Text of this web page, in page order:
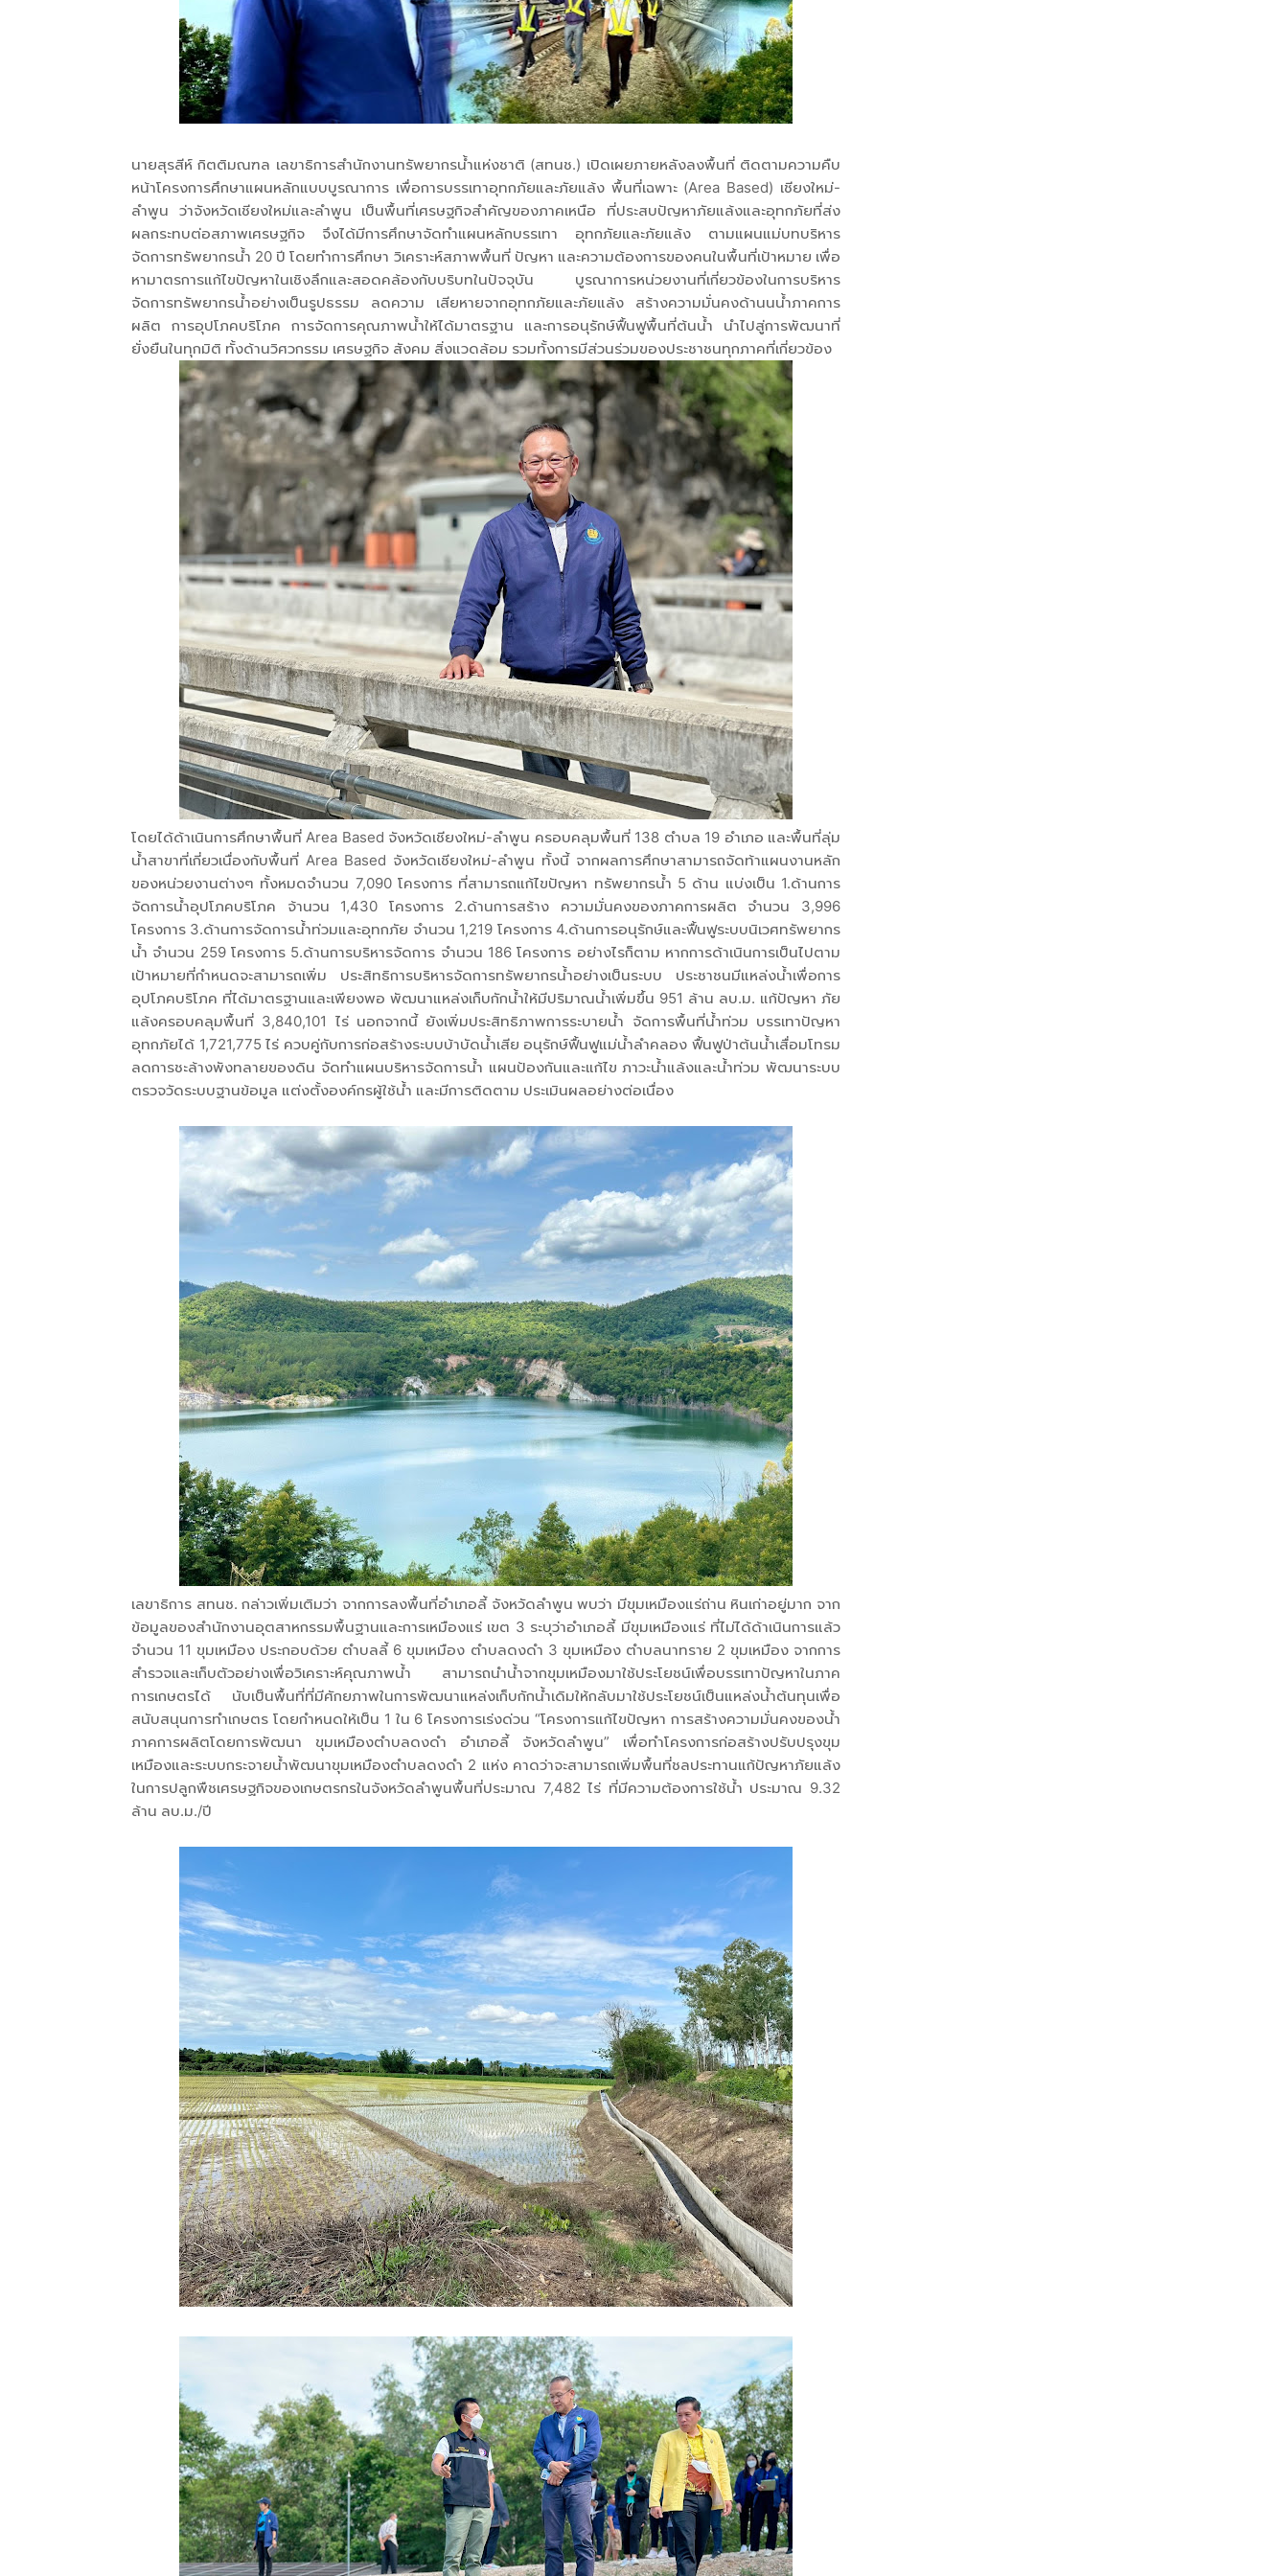
นายสุรสีห์ กิตติมณฑล เลขาธิการสำนักงานทรัพยากรน้ำแห่งชาติ (สทนช.) เปิดเผยภายหลังลงพื้นที่ ติดตามความคืบ
หน้าโครงการศึกษาแผนหลักแบบบูรณาการ เพื่อการบรรเทาอุทกภัยและภัยแล้ง พื้นที่เฉพาะ (Area Based) เชียงใหม่-
ลำพูน ว่าจังหวัดเชียงใหม่และลำพูน เป็นพื้นที่เศรษฐกิจสำคัญของภาคเหนือ ที่ประสบปัญหาภัยแล้งและอุทกภัยที่ส่ง
ผลกระทบต่อสภาพเศรษฐกิจ จึงได้มีการศึกษาจัดทำแผนหลักบรรเทา อุทกภัยและภัยแล้ง ตามแผนแม่บทบริหาร
จัดการทรัพยากรน้ำ 20 ปี โดยทำการศึกษา วิเคราะห์สภาพพื้นที่ ปัญหา และความต้องการของคนในพื้นที่เป้าหมาย เพื่อ
หามาตรการแก้ไขปัญหาในเชิงลึกและสอดคล้องกับบริบทในปัจจุบัน บูรณาการหน่วยงานที่เกี่ยวข้องในการบริหาร
จัดการทรัพยากรน้ำอย่างเป็นรูปธรรม ลดความ เสียหายจากอุทกภัยและภัยแล้ง สร้างความมั่นคงด้านนน้ำภาคการ
ผลิต การอุปโภคบริโภค การจัดการคุณภาพน้ำให้ได้มาตรฐาน และการอนุรักษ์ฟื้นฟูพื้นที่ต้นน้ำ นำไปสู่การพัฒนาที่
ยั่งยืนในทุกมิติ ทั้งด้านวิศวกรรม เศรษฐกิจ สังคม สิ่งแวดล้อม รวมทั้งการมีส่วนร่วมของประชาชนทุกภาคที่เกี่ยวข้อง
โดยได้ด้าเนินการศึกษาพื้นที่ Area Based จังหวัดเชียงใหม่-ลำพูน ครอบคลุมพื้นที่ 138 ตำบล 19 อำเภอ และพื้นที่ลุ่ม
น้ำสาขาที่เกี่ยวเนื่องกับพื้นที่ Area Based จังหวัดเชียงใหม่-ลำพูน ทั้งนี้ จากผลการศึกษาสามารถจัดท้าแผนงานหลัก
ของหน่วยงานต่างๆ ทั้งหมดจำนวน 7,090 โครงการ ที่สามารถแก้ไขปัญหา ทรัพยากรน้ำ 5 ด้าน แบ่งเป็น 1.ด้านการ
จัดการน้ำอุปโภคบริโภค จ้านวน 1,430 โครงการ 2.ด้านการสร้าง ความมั่นคงของภาคการผลิต จำนวน 3,996
โครงการ 3.ด้านการจัดการน้ำท่วมและอุทกภัย จำนวน 1,219 โครงการ 4.ด้านการอนุรักษ์และฟื้นฟูระบบนิเวศทรัพยากร
น้ำ จำนวน 259 โครงการ 5.ด้านการบริหารจัดการ จำนวน 186 โครงการ อย่างไรก็ตาม หากการด้าเนินการเป็นไปตาม
เป้าหมายที่กำหนดจะสามารถเพิ่ม ประสิทธิการบริหารจัดการทรัพยากรน้ำอย่างเป็นระบบ ประชาชนมีแหล่งน้ำเพื่อการ
อุปโภคบริโภค ที่ได้มาตรฐานและเพียงพอ พัฒนาแหล่งเก็บกักน้ำให้มีปริมาณน้ำเพิ่มขึ้น 951 ล้าน ลบ.ม. แก้ปัญหา ภัย
แล้งครอบคลุมพื้นที่ 3,840,101 ไร่ นอกจากนี้ ยังเพิ่มประสิทธิภาพการระบายน้ำ จัดการพื้นที่น้ำท่วม บรรเทาปัญหา
อุทกภัยได้ 1,721,775 ไร่ ควบคู่กับการก่อสร้างระบบบ้าบัดน้ำเสีย อนุรักษ์ฟื้นฟูแม่น้ำลำคลอง ฟื้นฟูป่าต้นน้ำเสื่อมโทรม
ลดการชะล้างพังทลายของดิน จัดทำแผนบริหารจัดการน้ำ แผนป้องกันและแก้ไข ภาวะน้ำแล้งและน้ำท่วม พัฒนาระบบ
ตรวจวัดระบบฐานข้อมูล แต่งตั้งองค์กรผู้ใช้น้ำ และมีการติดตาม ประเมินผลอย่างต่อเนื่อง
เลขาธิการ สทนช. กล่าวเพิ่มเติมว่า จากการลงพื้นที่อำเภอลี้ จังหวัดลำพูน พบว่า มีขุมเหมืองแร่ถ่าน หินเก่าอยู่มาก จาก
ข้อมูลของสำนักงานอุตสาหกรรมพื้นฐานและการเหมืองแร่ เขต 3 ระบุว่าอำเภอลี้ มีขุมเหมืองแร่ ที่ไม่ได้ด้าเนินการแล้ว
จำนวน 11 ขุมเหมือง ประกอบด้วย ตำบลลี้ 6 ขุมเหมือง ตำบลดงดำ 3 ขุมเหมือง ตำบลนาทราย 2 ขุมเหมือง จากการ
สำรวจและเก็บตัวอย่างเพื่อวิเคราะห์คุณภาพน้ำ สามารถนำน้ำจากขุมเหมืองมาใช้ประโยชน์เพื่อบรรเทาปัญหาในภาค
การเกษตรได้ นับเป็นพื้นที่ที่มีศักยภาพในการพัฒนาแหล่งเก็บกักน้ำเดิมให้กลับมาใช้ประโยชน์เป็นแหล่งน้ำต้นทุนเพื่อ
สนับสนุนการทำเกษตร โดยกำหนดให้เป็น 1 ใน 6 โครงการเร่งด่วน “โครงการแก้ไขปัญหา การสร้างความมั่นคงของน้ำ
ภาคการผลิตโดยการพัฒนา ขุมเหมืองตำบลดงดำ อำเภอลี้ จังหวัดลำพูน” เพื่อทำโครงการก่อสร้างปรับปรุงขุม
เหมืองและระบบกระจายน้ำพัฒนาขุมเหมืองตำบลดงดำ 2 แห่ง คาดว่าจะสามารถเพิ่มพื้นที่ชลประทานแก้ปัญหาภัยแล้ง
ในการปลูกพืชเศรษฐกิจของเกษตรกรในจังหวัดลำพูนพื้นที่ประมาณ 7,482 ไร่ ที่มีความต้องการใช้น้ำ ประมาณ 9.32
ล้าน ลบ.ม./ปี